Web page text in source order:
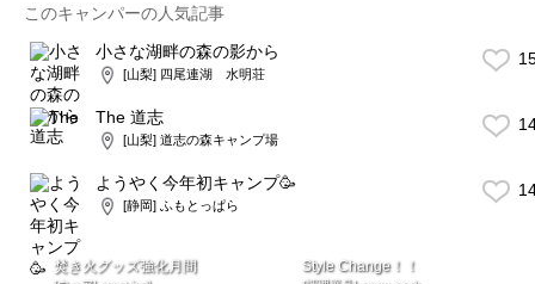
このキャンパーの人気記事
小さな湖畔の森の影から
[山梨] 四尾連湖 水明荘
The 道志
[山梨] 道志の森キャンプ場
ようやく今年初キャンプ🥳
[静岡] ふもとっぱら
焚き火グッズ強化月間 Style Change！！